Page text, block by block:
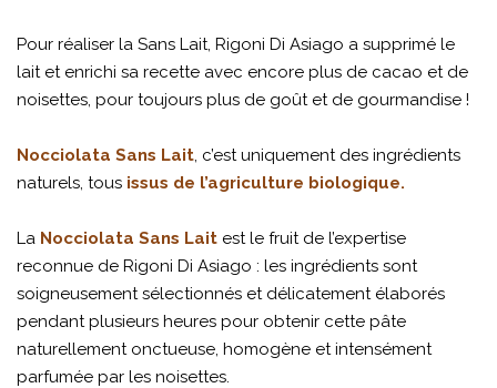
Pour réaliser la Sans Lait, Rigoni Di Asiago a supprimé le
lait et enrichi sa recette avec encore plus de cacao et de
noisettes, pour toujours plus de goût et de gourmandise !
Nocciolata Sans Lait, c’est uniquement des ingrédients
naturels, tous issus de l’agriculture biologique.
La Nocciolata Sans Lait est le fruit de l’expertise
reconnue de Rigoni Di Asiago : les ingrédients sont
soigneusement sélectionnés et délicatement élaborés
pendant plusieurs heures pour obtenir cette pâte
naturellement onctueuse, homogène et intensément
parfumée par les noisettes.